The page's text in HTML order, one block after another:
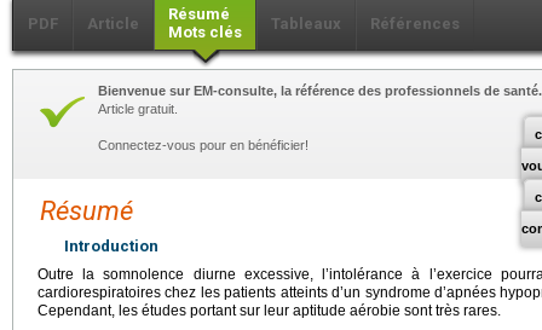
PDF Article
Résumé
Mots clés
Tableaux Références
Bienvenue sur EM-consulte, la référence des professionnels de santé.
Article gratuit.
Connectez-vous pour en bénéficier!
Résumé
Introduction
Outre la somnolence diurne excessive, l’intolérance à l’exercice
cardiorespiratoires chez les patients atteints d’un syndrome d’apnées
Cependant, les études portant sur leur aptitude aérobie sont très rares.